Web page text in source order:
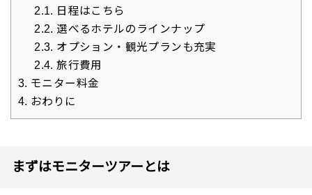
2.1. 日程はこちら
2.2. 選べるホテルのラインナップ
2.3. オプション・観光プランも充実
2.4. 旅行費用
3. モニター料金
4. おわりに
まずはモニターツアーとは